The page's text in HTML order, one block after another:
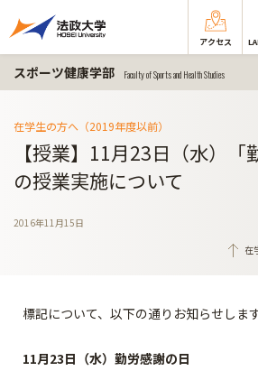
アクセス
スポーツ健康学部 Faculty of Sports and Health Studies
在学生の方へ（2019年度以前）
【授業】11月23日（水）「
の授業実施について
2016年11月15日
在
標記について、以下の通りお知らせします
11月23日（水）勤労感謝の日